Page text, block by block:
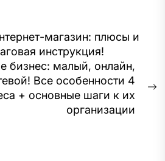
магазин: плюсы и
инструкция!
бизнес: малый, онлайн,
Все особенности 4
+ основные шаги к их
организации